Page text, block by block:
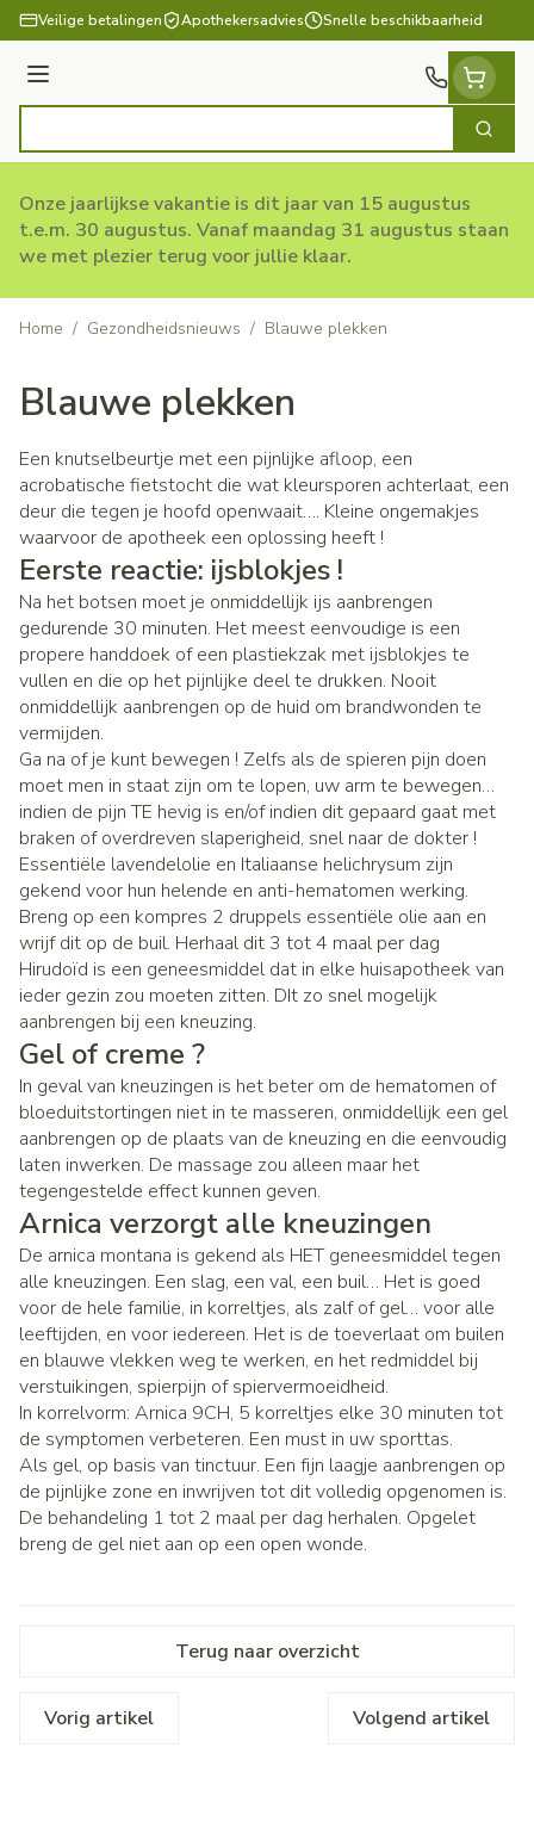
Ga naar de inhoud
Veilige betalingen Apothekersadvies Snelle beschikbaarheid
Menu
Zoek
Onze jaarlijkse vakantie is dit jaar van 15 augustus
t.e.m. 30 augustus. Vanaf maandag 31 augustus staan
we met plezier terug voor jullie klaar.
Home / Gezondheidsnieuws / Blauwe plekken
Blauwe plekken
Een knutselbeurtje met een pijnlijke afloop, een
acrobatische fietstocht die wat kleursporen achterlaat, een
deur die tegen je hoofd openwaait…. Kleine ongemakjes
waarvoor de apotheek een oplossing heeft !
Eerste reactie: ijsblokjes !
Na het botsen moet je onmiddellijk ijs aanbrengen
gedurende 30 minuten. Het meest eenvoudige is een
propere handdoek of een plastiekzak met ijsblokjes te
vullen en die op het pijnlijke deel te drukken. Nooit
onmiddellijk aanbrengen op de huid om brandwonden te
vermijden.
Ga na of je kunt bewegen ! Zelfs als de spieren pijn doen
moet men in staat zijn om te lopen, uw arm te bewegen…
indien de pijn TE hevig is en/of indien dit gepaard gaat met
braken of overdreven slaperigheid, snel naar de dokter !
Essentiële lavendelolie en Italiaanse helichrysum zijn
gekend voor hun helende en anti-hematomen werking.
Breng op een kompres 2 druppels essentiële olie aan en
wrijf dit op de buil. Herhaal dit 3 tot 4 maal per dag
Hirudoïd is een geneesmiddel dat in elke huisapotheek van
ieder gezin zou moeten zitten. DIt zo snel mogelijk
aanbrengen bij een kneuzing.
Gel of creme ?
In geval van kneuzingen is het beter om de hematomen of
bloeduitstortingen niet in te masseren, onmiddellijk een gel
aanbrengen op de plaats van de kneuzing en die eenvoudig
laten inwerken. De massage zou alleen maar het
tegengestelde effect kunnen geven.
Arnica verzorgt alle kneuzingen
De arnica montana is gekend als HET geneesmiddel tegen
alle kneuzingen. Een slag, een val, een buil… Het is goed
voor de hele familie, in korreltjes, als zalf of gel… voor alle
leeftijden, en voor iedereen. Het is de toeverlaat om builen
en blauwe vlekken weg te werken, en het redmiddel bij
verstuikingen, spierpijn of spiervermoeidheid.
In korrelvorm: Arnica 9CH, 5 korreltjes elke 30 minuten tot
de symptomen verbeteren. Een must in uw sporttas.
Als gel, op basis van tinctuur. Een fijn laagje aanbrengen op
de pijnlijke zone en inwrijven tot dit volledig opgenomen is.
De behandeling 1 tot 2 maal per dag herhalen. Opgelet
breng de gel niet aan op een open wonde.
Terug naar overzicht
Vorig artikel Volgend artikel